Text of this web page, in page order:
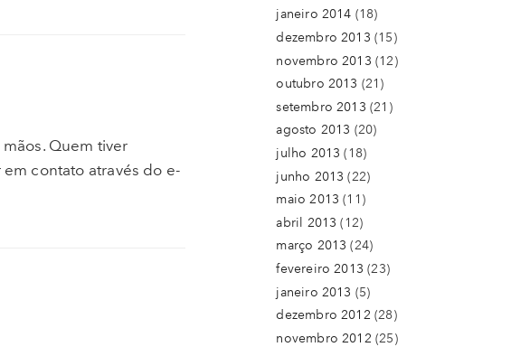
Quem tiver
contato através do e-
janeiro 2014 (18)
dezembro 2013 (15)
novembro 2013 (12)
outubro 2013 (21)
setembro 2013 (21)
agosto 2013 (20)
julho 2013 (18)
junho 2013 (22)
maio 2013 (11)
abril 2013 (12)
março 2013 (24)
fevereiro 2013 (23)
janeiro 2013 (5)
dezembro 2012 (28)
novembro 2012 (25)